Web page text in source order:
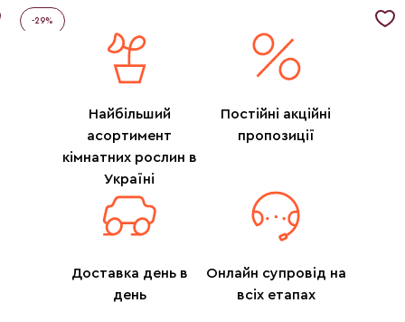
-29%
Найбільший
асортимент
кімнатних рослин в
Україні
Постійні акційні
пропозиції
Доставка день в
день
Онлайн супровід на
всіх етапах